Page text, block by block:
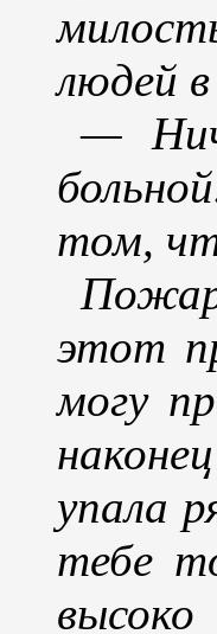
людей
—
том,
этот
могу
упала
тебе